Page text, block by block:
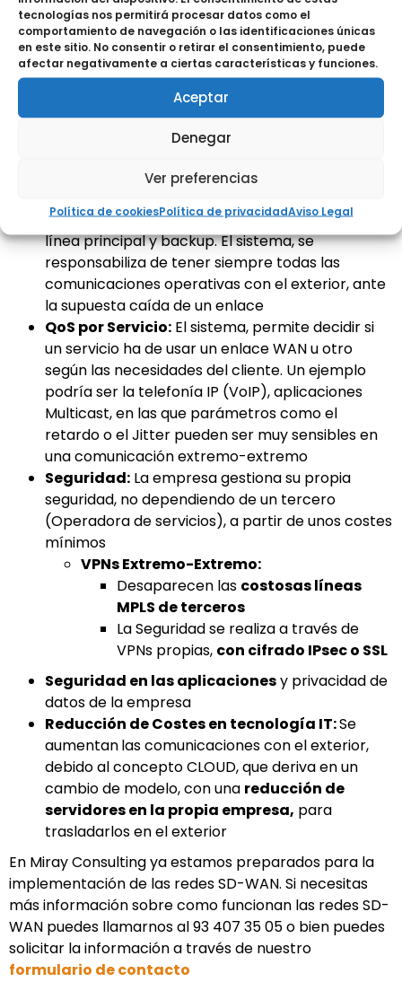
tecnologías nos permitirá procesar datos como el
comportamiento de navegación o las identificaciones únicas
en este sitio. No consentir o retirar el consentimiento, puede
afectar negativamente a ciertas características y funciones.
Aceptar
Denegar
Ver preferencias
Política de cookiesPolítica de privacidadAviso Legal
WAN TRADICIONAL
La tecnología SD-WAN ofrece muchas ventajas sobre
la tecnología WAN tradicional, pero además, debido a
que se trata de una tecnología muy nueva, el número
exponencial conforme vaya madurando.
Alta Disponibilidad:Se cambia el concepto de
línea principal y backup. El sistema, se
responsabiliza de tener siempre todas las
comunicaciones operativas con el exterior, ante
la supuesta caída de un enlace
QoS por Servicio: El sistema, permite decidir si
un servicio ha de usar un enlace WAN u otro
según las necesidades del cliente. Un ejemplo
podría ser la telefonía IP (VoIP), aplicaciones
Multicast, en las que parámetros como el
retardo o el Jitter pueden ser muy sensibles en
una comunicación extremo-extremo
Seguridad: La empresa gestiona su propia
seguridad, no dependiendo de un tercero
(Operadora de servicios), a partir de unos costes
mínimos
VPNs Extremo-Extremo:
Desaparecen las costosas líneas
MPLS de terceros
La Seguridad se realiza a través de
VPNs propias, con cifrado IPsec o SSL
Seguridad en las aplicacionesy privacidad de
datos de la empresa
Reducción de Costes en tecnología IT:Se
aumentanlas comunicaciones con el exterior,
debido al concepto CLOUD, que deriva en un
cambio de modelo, con una reducción de
servidores en la propia empresa, para
trasladarlos en el exterior
En Miray Consulting ya estamos preparados para la
implementación de las redes SD-WAN. Si necesitas
más información sobre como funcionan las redes SD-
WAN puedes llamarnos al 93 407 35 05 o bien puedes
solicitar la información a través de nuestro
formulario de contacto